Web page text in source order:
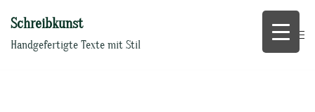
Inhalt
springen
Schreibkunst
Handgefertigte Texte mit Stil